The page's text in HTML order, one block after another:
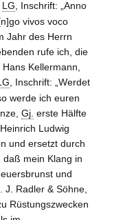
LG, Inschrift: „Anno
vivos voco
Jahr des Herrn
rufe ich, die
Hans Kellermann,
, Inschrift: „Werdet
werde ich euren
Gj. erste Hälfte
Ludwig
und ersetzt durch
daß mein Klang in
und
J. Radler & Söhne,
Rüstungszwecken